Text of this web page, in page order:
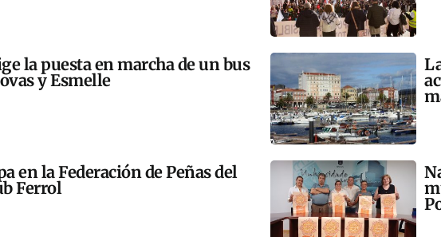
la puesta en marcha de un bus
y Esmelle
en la Federación de Peñas del
Ferrol